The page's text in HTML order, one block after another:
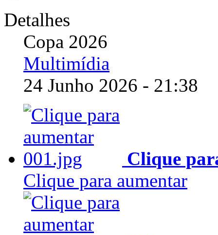
Detalhes
Copa 2026
Multimídia
24 Junho 2026 - 21:38
Clique
Clique para aumentar